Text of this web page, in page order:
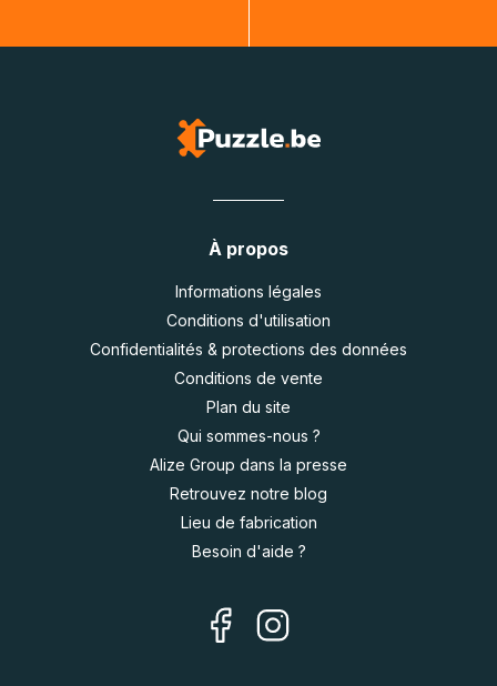
À propos
Informations légales
Conditions d'utilisation
Confidentialités & protections des données
Conditions de vente
Plan du site
Qui sommes-nous ?
Alize Group dans la presse
Retrouvez notre blog
Lieu de fabrication
Besoin d'aide ?